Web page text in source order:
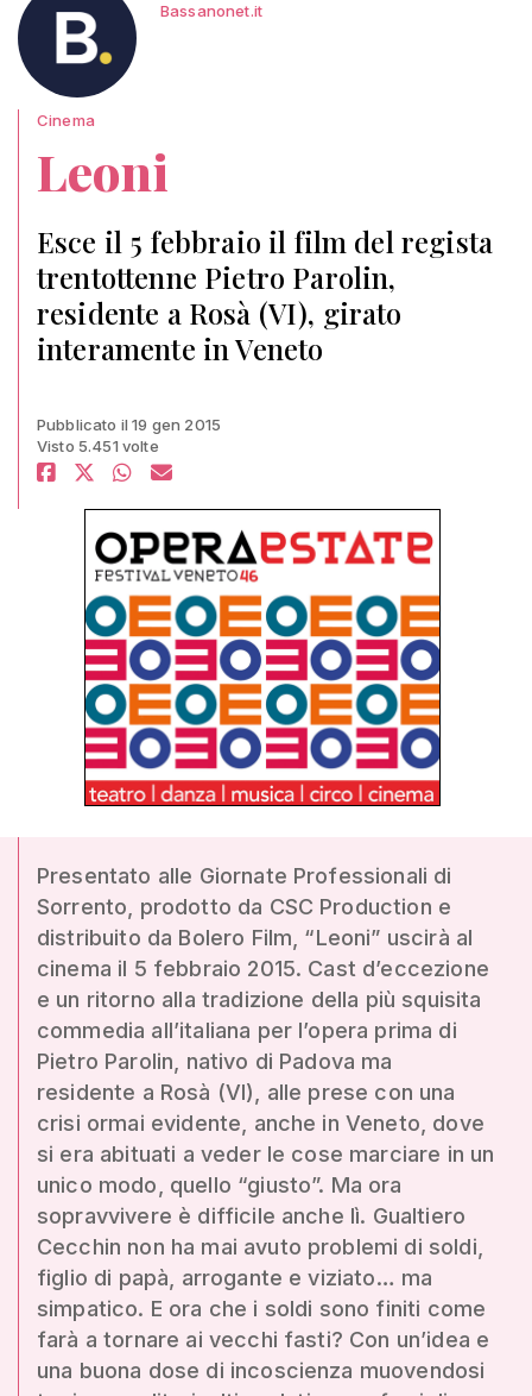
Bassanonet.it
Cinema
Leoni
Esce il 5 febbraio il film del regista
trentottenne Pietro Parolin,
residente a Rosà (VI), girato
interamente in Veneto
Pubblicato il 19 gen 2015
Visto 5.451 volte
Presentato alle Giornate Professionali di
Sorrento, prodotto da CSC Production e
distribuito da Bolero Film, “Leoni” uscirà al
cinema il 5 febbraio 2015. Cast d’eccezione
e un ritorno alla tradizione della più squisita
commedia all’italiana per l’opera prima di
Pietro Parolin, nativo di Padova ma
residente a Rosà (VI), alle prese con una
crisi ormai evidente, anche in Veneto, dove
si era abituati a veder le cose marciare in un
unico modo, quello “giusto”. Ma ora
sopravvivere è difficile anche lì. Gualtiero
Cecchin non ha mai avuto problemi di soldi,
figlio di papà, arrogante e viziato… ma
simpatico. E ora che i soldi sono finiti come
farà a tornare ai vecchi fasti? Con un’idea e
una buona dose di incoscienza muovendosi